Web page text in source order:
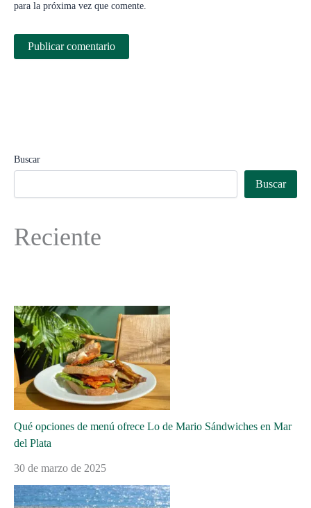
para la próxima vez que comente.
Buscar
Buscar
Reciente
Qué opciones de menú ofrece Lo de Mario Sándwiches en Mar
del Plata
30 de marzo de 2025